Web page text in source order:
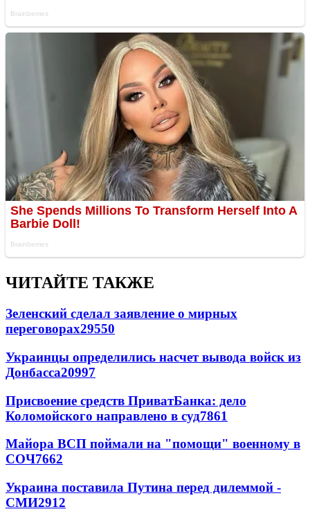
ЧИТАЙТЕ ТАКЖЕ
Зеленский сделал заявление о мирных
переговорах29550
Украинцы определились насчет вывода войск из
Донбасса20997
Присвоение средств ПриватБанка: дело
Коломойского направлено в суд7861
Майора ВСП поймали на "помощи" военному в
СОЧ7662
Украина поставила Путина перед дилеммой -
СМИ2912